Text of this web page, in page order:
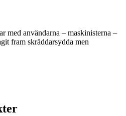
med användarna – maskinisterna –
fram skräddarsydda men